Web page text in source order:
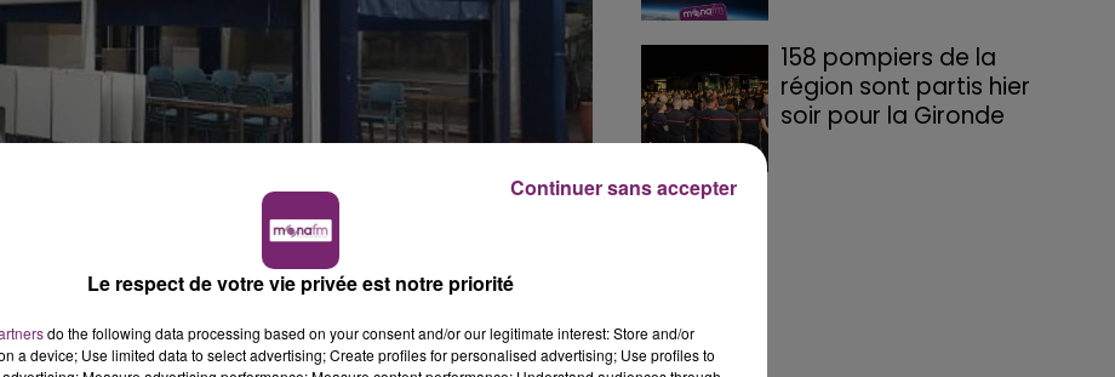
pourront rouvrir, si les objectifs sanitaires sont atteints.
de février.
158 pompiers de la
région sont partis hier
soir pour la Gironde
Le respect de votre vie privée est notre priorité
do the following data processing based on your consent and/or our legitimate interest: Store and/or
a device; Use limited data to select advertising; Create profiles for personalised advertising; Use profiles to
Continuer sans accepter